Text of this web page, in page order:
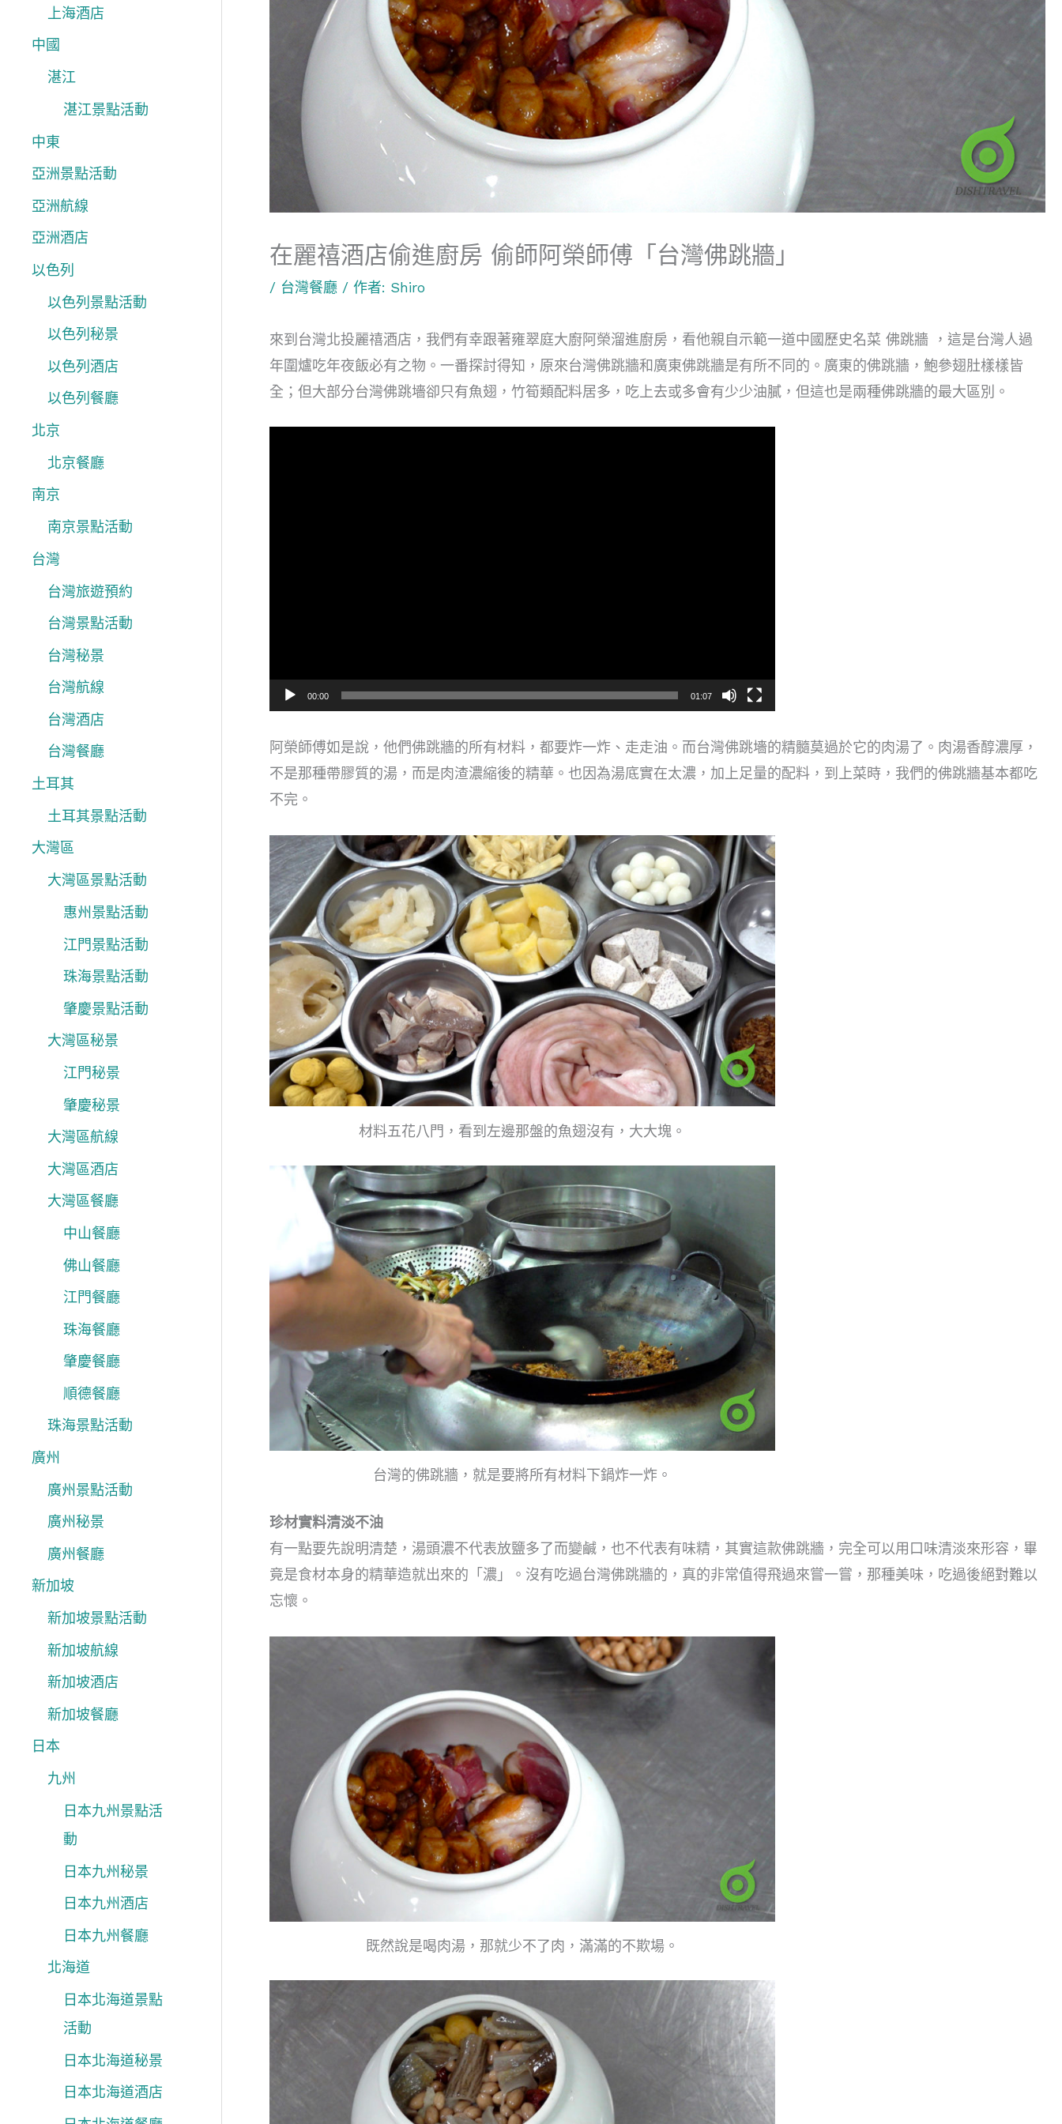
上海酒店
中國
湛江
湛江景點活動
中東
亞洲景點活動
亞洲航線
亞洲酒店
以色列
以色列景點活動
以色列秘景
以色列酒店
以色列餐廳
北京
北京餐廳
南京
南京景點活動
台灣
台灣旅遊預約
台灣景點活動
台灣秘景
台灣航線
台灣酒店
台灣餐廳
土耳其
土耳其景點活動
大灣區
大灣區景點活動
惠州景點活動
江門景點活動
珠海景點活動
肇慶景點活動
大灣區秘景
江門秘景
肇慶秘景
大灣區航線
大灣區酒店
大灣區餐廳
中山餐廳
佛山餐廳
江門餐廳
珠海餐廳
肇慶餐廳
順德餐廳
珠海景點活動
廣州
廣州景點活動
廣州秘景
廣州餐廳
新加坡
新加坡景點活動
新加坡航線
新加坡酒店
新加坡餐廳
日本
九州
日本九州景點活
動
日本九州秘景
日本九州酒店
日本九州餐廳
北海道
日本北海道景點
活動
日本北海道秘景
日本北海道酒店
在麗禧酒店偷進廚房 偷師阿榮師傅「台灣佛跳牆」
/ 台灣餐廳/ 作者: Shiro
來到台灣北投麗禧酒店，我們有幸跟著雍翠庭大廚阿榮溜進廚房，看他親自示範一道中國歷史名菜 佛跳牆 ，這是台灣人過
年圍爐吃年夜飯必有之物。一番探討得知，原來台灣佛跳牆和廣東佛跳牆是有所不同的。廣東的佛跳牆，鮑參翅肚樣樣皆
全；但大部分台灣佛跳墻卻只有魚翅，竹筍類配料居多，吃上去或多會有少少油膩，但這也是兩種佛跳牆的最大區別。
00:00 01:07
阿榮師傅如是說，他們佛跳牆的所有材料，都要炸一炸、走走油。而台灣佛跳墻的精髓莫過於它的肉湯了。肉湯香醇濃厚，
不是那種帶膠質的湯，而是肉渣濃縮後的精華。也因為湯底實在太濃，加上足量的配料，到上菜時，我們的佛跳牆基本都吃
不完。
材料五花八門，看到左邊那盤的魚翅沒有，大大塊。
台灣的佛跳牆，就是要將所有材料下鍋炸一炸。
珍材實料清淡不油
有一點要先說明清楚，湯頭濃不代表放鹽多了而變鹹，也不代表有味精，其實這款佛跳牆，完全可以用口味清淡來形容，畢
竟是食材本身的精華造就出來的「濃」。沒有吃過台灣佛跳牆的，真的非常值得飛過來嘗一嘗，那種美味，吃過後絕對難以
忘懷。
既然說是喝肉湯，那就少不了肉，滿滿的不欺場。